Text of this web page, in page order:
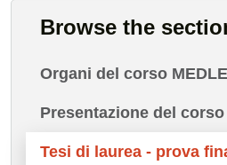
Browse the
Organi del corso MEDLE
Presentazione del corso
Tesi di laurea - prova